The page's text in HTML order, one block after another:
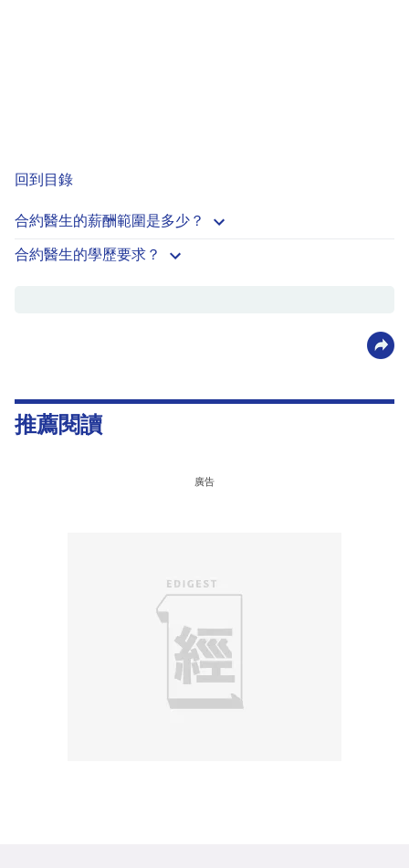
回到目錄
合約醫生的薪酬範圍是多少？
合約醫生的學歷要求？
推薦閱讀
廣告